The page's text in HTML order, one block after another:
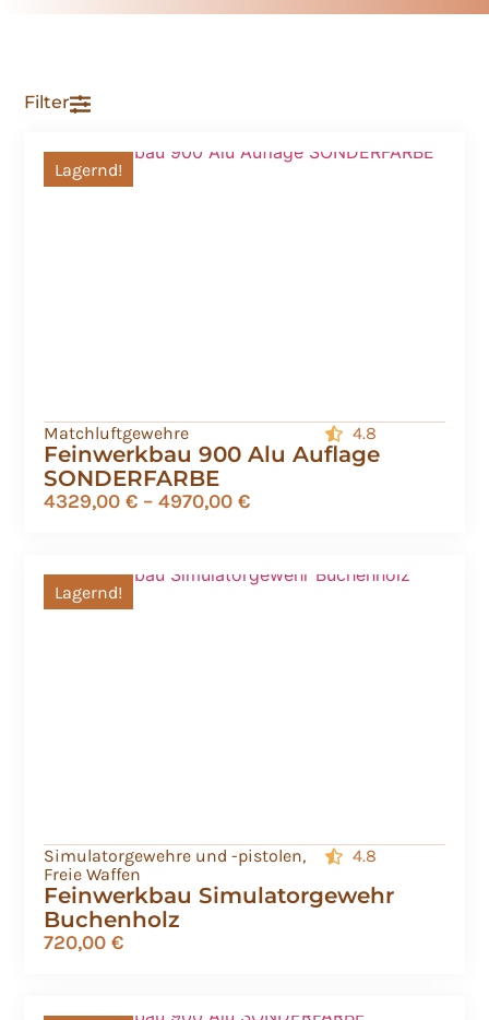
Filter
Feinwerkbau 900 Alu Auflage
SONDERFARBE
Matchluftgewehre 4.8
Lagernd!
4329,00 € – 4970,00 €
Feinwerkbau Simulatorgewehr
Buchenholz
Simulatorgewehre und -pistolen,
Freie Waffen
4.8
Lagernd!
720,00 €